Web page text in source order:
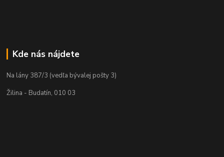
Kde nás nájdete
Na lány 387/3 (vedľa bývalej pošty 3)
Žilina - Budatín, 010 03